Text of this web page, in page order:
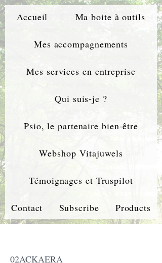
Accueil Ma boite à outils
Mes accompagnements
Mes services en entreprise
Qui suis-je ?
Psio, le partenaire bien-être
Webshop Vitajuwels
Témoignages et Truspilot
Contact Subscribe Products
02ACKAERA